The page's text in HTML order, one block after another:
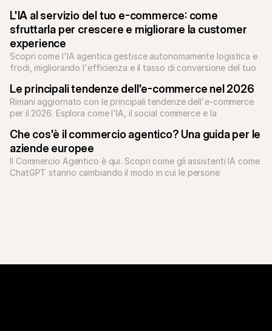
L'IA al servizio del tuo e-commerce: come
sfruttarla per crescere e migliorare la customer
experience
Scopri come l'IA agentica gestisce autonomamente logistica e
frodi, migliorando l'efficienza e il tasso di conversione del tuo
Le principali tendenze dell'e-commerce nel 2026
Rimani aggiornato con le principali tendenze dell'e-commerce
per il 2026. Esplora come l'IA, il social commerce e la
Che cos'è il commercio agentico? Una guida per le
aziende europee
Il Commercio Agentico è qui. Scopri come gli assistenti IA come
ChatGPT stanno cambiando il modo in cui le persone